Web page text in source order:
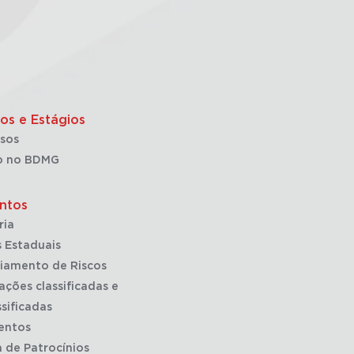
e Estágios
no BDMG
Estaduais
de Riscos
classificadas e
de Patrocínios